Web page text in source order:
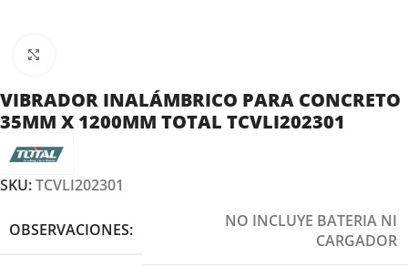
VIBRADOR INALÁMBRICO PARA CONCRETO
35MM X 1200MM TOTAL TCVLI202301
SKU:TCVLI202301
OBSERVACIONES:
NO INCLUYE BATERIA NI
CARGADOR